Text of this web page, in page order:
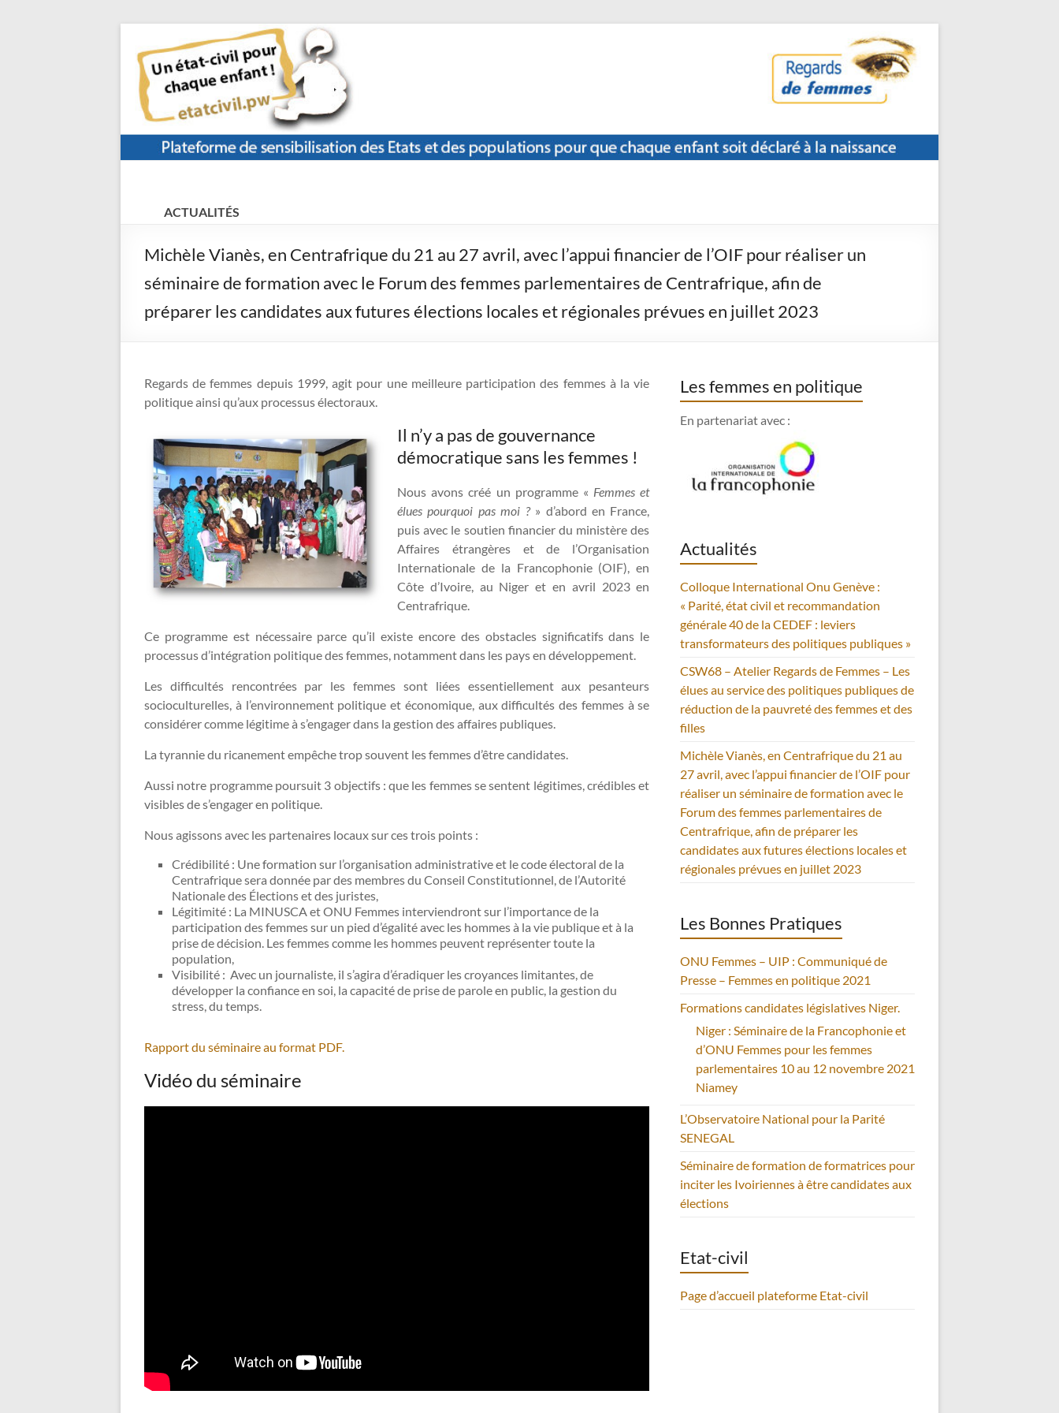
contenu
civil.pw
pour
chaque
enfant
ACTUALITÉS
Michèle Vianès, en Centrafrique du 21 au 27 avril, avec l’appui financier de l’OIF pour réaliser un
séminaire de formation avec le Forum des femmes parlementaires de Centrafrique, afin de
préparer les candidates aux futures élections locales et régionales prévues en juillet 2023
Regards de femmes depuis 1999, agit pour une meilleure participation des femmes à la vie
politique ainsi qu’aux processus électoraux.
Il n’y a pas de gouvernance
démocratique sans les femmes !
Nous avons créé un programme « Femmes et
élues pourquoi pas moi ? » d’abord en France,
puis avec le soutien financier du ministère des
Affaires étrangères et de l’Organisation
Internationale de la Francophonie (OIF), en
Côte d’Ivoire, au Niger et en avril 2023 en
Centrafrique.
Ce programme est nécessaire parce qu’il existe encore des obstacles significatifs dans le
processus d’intégration politique des femmes, notamment dans les pays en développement.
Les difficultés rencontrées par les femmes sont liées essentiellement aux pesanteurs
socioculturelles, à l’environnement politique et économique, aux difficultés des femmes à se
considérer comme légitime à s’engager dans la gestion des affaires publiques.
La tyrannie du ricanement empêche trop souvent les femmes d’être candidates.
Aussi notre programme poursuit 3 objectifs : que les femmes se sentent légitimes, crédibles et
visibles de s’engager en politique.
Nous agissons avec les partenaires locaux sur ces trois points :
Crédibilité : Une formation sur l’organisation administrative et le code électoral de la
Centrafrique sera donnée par des membres du Conseil Constitutionnel, de l’Autorité
Nationale des Élections et des juristes,
Légitimité : La MINUSCA et ONU Femmes interviendront sur l’importance de la
participation des femmes sur un pied d’égalité avec les hommes à la vie publique et à la
prise de décision. Les femmes comme les hommes peuvent représenter toute la
population,
Visibilité : Avec un journaliste, il s’agira d’éradiquer les croyances limitantes, de
développer la confiance en soi, la capacité de prise de parole en public, la gestion du
stress, du temps.
Rapport du séminaire au format PDF.
Vidéo du séminaire
Les femmes en politique
En partenariat avec :
Actualités
Colloque International Onu Genève :
« Parité, état civil et recommandation
générale 40 de la CEDEF : leviers
transformateurs des politiques publiques »
CSW68 – Atelier Regards de Femmes – Les
élues au service des politiques publiques de
réduction de la pauvreté des femmes et des
filles
Michèle Vianès, en Centrafrique du 21 au
27 avril, avec l’appui financier de l’OIF pour
réaliser un séminaire de formation avec le
Forum des femmes parlementaires de
Centrafrique, afin de préparer les
candidates aux futures élections locales et
régionales prévues en juillet 2023
Les Bonnes Pratiques
ONU Femmes – UIP : Communiqué de
Presse – Femmes en politique 2021
Formations candidates législatives Niger.
Niger : Séminaire de la Francophonie et
d’ONU Femmes pour les femmes
parlementaires 10 au 12 novembre 2021
Niamey
L’Observatoire National pour la Parité
SENEGAL
Séminaire de formation de formatrices pour
inciter les Ivoiriennes à être candidates aux
élections
Etat-civil
Page d’accueil plateforme Etat-civil